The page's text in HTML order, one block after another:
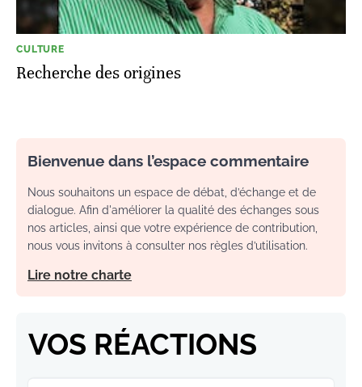
CULTURE
Recherche des origines
Bienvenue dans l’espace commentaire
Nous souhaitons un espace de débat, d’échange et de
dialogue. Afin d'améliorer la qualité des échanges sous
nos articles, ainsi que votre expérience de contribution,
nous vous invitons à consulter nos règles d’utilisation.
Lire notre charte
VOS RÉACTIONS